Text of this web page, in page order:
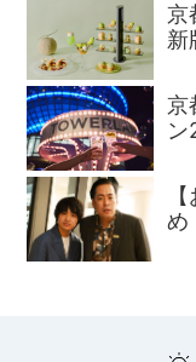
京
新
京
ン
め